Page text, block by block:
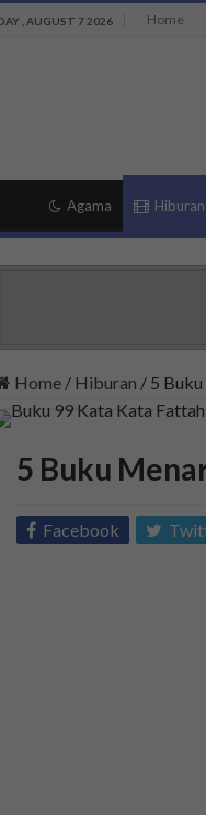
, AUGUST 7 2026 Home
Agama Hiburan
Home / Hiburan / 5
5 Buku
Facebook